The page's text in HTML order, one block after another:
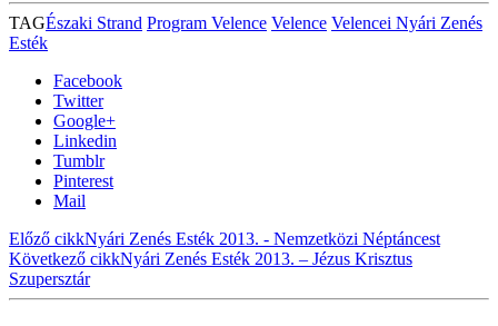
TAGÉszaki Strand Program Velence Velence Velencei Nyári Zenés
Esték
Facebook
Twitter
Google+
Linkedin
Tumblr
Pinterest
Mail
Előző cikkNyári Zenés Esték 2013. - Nemzetközi Néptáncest
Következő cikkNyári Zenés Esték 2013. – Jézus Krisztus
Szupersztár